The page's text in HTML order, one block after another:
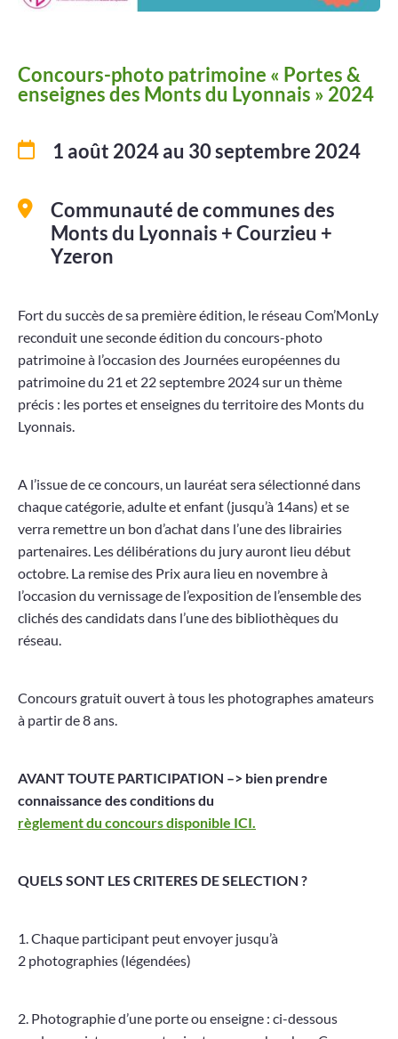
Concours-photo patrimoine « Portes &
enseignes des Monts du Lyonnais » 2024
1 août 2024au 30 septembre 2024
Communauté de communes des
Monts du Lyonnais + Courzieu +
Yzeron
Fort du succès de sa première édition, le réseau Com’MonLy
reconduit une seconde édition du concours-photo
patrimoine à l’occasion des Journées européennes du
patrimoine du 21 et 22 septembre 2024 sur un thème
précis : les portes et enseignes du territoire des Monts du
Lyonnais.
A l’issue de ce concours, un lauréat sera sélectionné dans
chaque catégorie, adulte et enfant (jusqu’à 14ans) et se
verra remettre un bon d’achat dans l’une des librairies
partenaires. Les délibérations du jury auront lieu début
octobre. La remise des Prix aura lieu en novembre à
l’occasion du vernissage de l’exposition de l’ensemble des
clichés des candidats dans l’une des bibliothèques du
réseau.
Concours gratuit ouvert à tous les photographes amateurs
à partir de 8 ans.
AVANT TOUTE PARTICIPATION –> bien prendre
connaissance des conditions du
règlement du concours disponible ICI.
QUELS SONT LES CRITERES DE SELECTION ?
1. Chaque participant peut envoyer jusqu’à
2 photographies (légendées)
2. Photographie d’une porte ou enseigne : ci-dessous